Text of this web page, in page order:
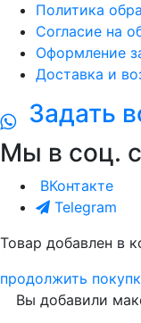
Политика
Согласие на
Оформление
Доставка и
Задать
Мы в соц.
ВКонтакте
Telegram
Товар добавлен в
продолжить
Вы добавили